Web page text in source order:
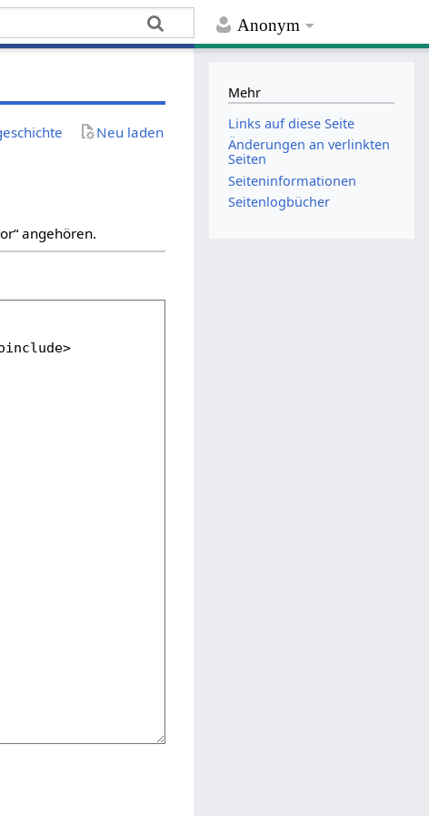
Anonym
Neu laden
angehören.
Mehr
Links auf diese Seite
Änderungen an verlinkten
Seiten
Seiten­­informationen
Seitenlogbücher